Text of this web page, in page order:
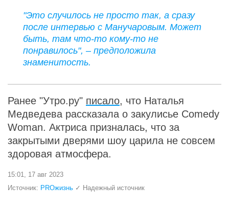
"Это случилось не просто так, а сразу
после интервью с Манучаровым. Может
быть, там что-то кому-то не
понравилось", – предположила
знаменитость.
Ранее "Утро.ру" писало, что Наталья
Медведева рассказала о закулисье Comedy
Woman. Актриса призналась, что за
закрытыми дверями шоу царила не совсем
здоровая атмосфера.
15:01, 17 авг 2023
Источник: PROжизнь ✓ Надежный источник